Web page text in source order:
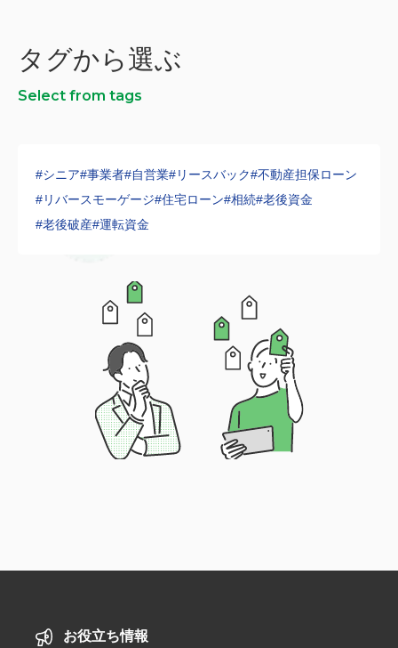
タグから選ぶ
Select from tags
#シニア#事業者#自営業#リースバック#不動産担保ローン
#リバースモーゲージ#住宅ローン#相続#老後資金
#老後破産#運転資金
お役立ち情報